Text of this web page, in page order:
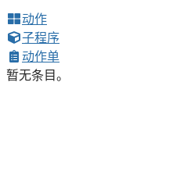
动作
子程序
动作单
暂无条目。